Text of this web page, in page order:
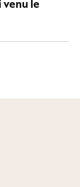
venu le